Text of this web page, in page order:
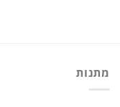
מתנות